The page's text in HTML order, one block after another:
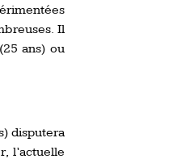
Il
ans) ou
disputera
l’actuelle